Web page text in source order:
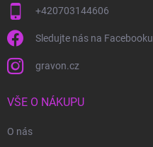
+420703144606
Sledujte nás na Facebooku
gravon.cz
VŠE O NÁKUPU
O nás